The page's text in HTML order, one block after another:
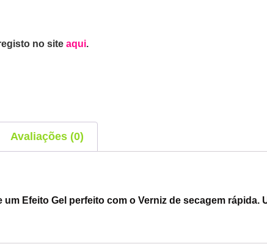
no site aqui.
Avaliações (0)
Efeito Gel perfeito com o Verniz de secagem rápida.